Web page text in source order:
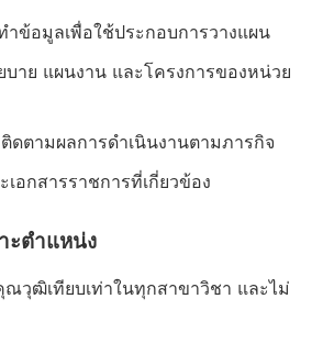
ำข้อมูลเพื่อใช้ประกอบการวางแผน
าย แผนงาน และโครงการของหน่วย
ดตามผลการดำเนินงานตามภารกิจ
เอกสารราชการที่เกี่ยวข้อง
ะตำแหน่ง
วุฒิเทียบเท่าในทุกสาขาวิชา และไม่